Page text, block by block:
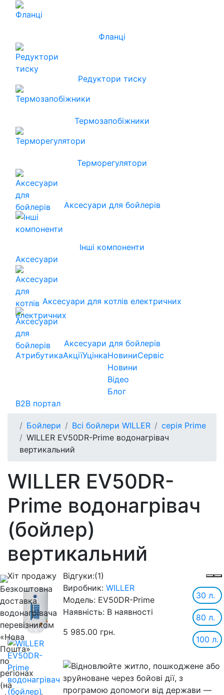
Фланці
Редуктори тиску
Термозапобіжники
Терморегулятори
Аксесуари для бойлерів
Інші компоненти
Аксесуари
Аксесуари для котлів електричних
Аксесуари для бойлерів
АтрибутикаАкціїУцінкаНовини
Новини
Відео
Блог
Сервіс
B2B портал
Бойлери Всі бойлери WILLER
серія Prime
WILLER EV50DR-Prime водонагрівач
вертикальний
WILLER EV50DR-
Prime водонагрівач
(бойлер)
вертикальний
Хіт продажу Відгуки:(1)
30 л.
80 л.
100 л.
Виробник: WILLER
Модель: EV50DR-Prime
Наявність: В наявності
5 985.00 грн.